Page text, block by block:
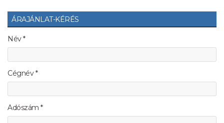
ÁRAJÁNLAT-KÉRÉS
Név *
Cégnév *
Adószám *